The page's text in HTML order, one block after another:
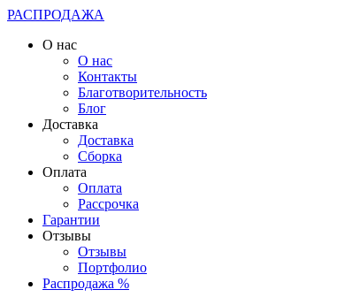
РАСПРОДАЖА
О нас
О нас
Контакты
Благотворительность
Блог
Доставка
Доставка
Сборка
Оплата
Оплата
Рассрочка
Гарантии
Отзывы
Отзывы
Портфолио
Распродажа %